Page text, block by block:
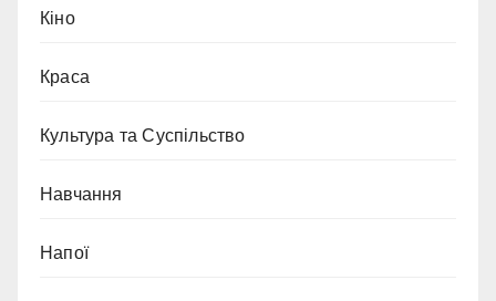
Кіно
Краса
Культура та Суспільство
Навчання
Напої